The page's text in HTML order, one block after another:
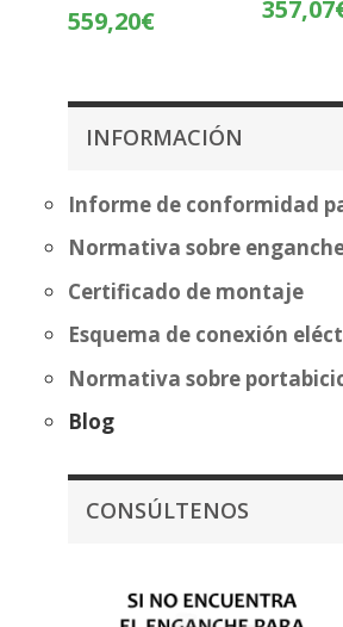
559,20€Rango
desde
hasta
357,07
INFORMACIÓN
Informe de conformidad
Normativa sobre
Certificado de montaje
Esquema de conexión
Normativa sobre
Blog
CONSÚLTENOS